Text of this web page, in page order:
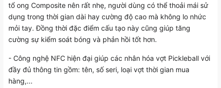
tổ ong Composite nên rất nhẹ, người dùng có thể thoải mái sử
dụng trong thời gian dài hay cường độ cao mà không lo nhức
mỏi tay. Đồng thời đặc điểm cấu tạo này cũng giúp tăng
cường sự kiểm soát bóng và phản hồi tốt hơn.
- Công nghệ NFC hiện đại giúp các nhân hóa vợt Pickleball với
đầy đủ thông tin gồm: tên, số seri, loại vợt thời gian mua
hàng,...